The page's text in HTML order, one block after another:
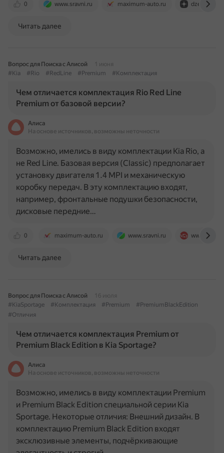
0 www.sravni.ru maximum-auto.ru dzen.ru
Читать далее
Вопрос для Поиска с Алисой
1 июня
#Kia
#Rio #RedLine #Premium #Комплектация
Чем отличается комплектация Rio Red Line
Premium от базовой версии?
Алиса
На основе источников, возможны неточности
0 maximum-auto.ru www.sravni.ru
Возможно, имелись в виду комплектации Kia Rio, а
не Red Line. Базовая версия (Classic) предполагает
установку двигателя 1.4 MPI и механическую
коробку передач. В эту комплектацию входят,
например, фронтальные подушки безопасности,
дисковые передние…
Читать далее
Вопрос для Поиска с Алисой
16 июля
#KiaSportage
#Комплектация #Premium
#PremiumBlackEdition
#Отличия
Чем отличается комплектация Premium от
Premium Black Edition в Kia Sportage?
Алиса
На основе источников, возможны неточности
Возможно, имелись в виду комплектации Premium
и Premium Black Edition специальной серии Kia
Sportage. Некоторые отличия: Внешний дизайн. В
комплектацию Premium Black Edition входят
эксклюзивные элементы, подчёркивающие